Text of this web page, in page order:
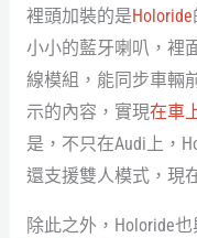
裡頭加裝的是Holoride
小小的藍牙喇叭，裡
線模組，能同步車輛
示的內容，實現在車
是，不只在Audi上，
還支援雙人模式，現
除此之外，Holoride